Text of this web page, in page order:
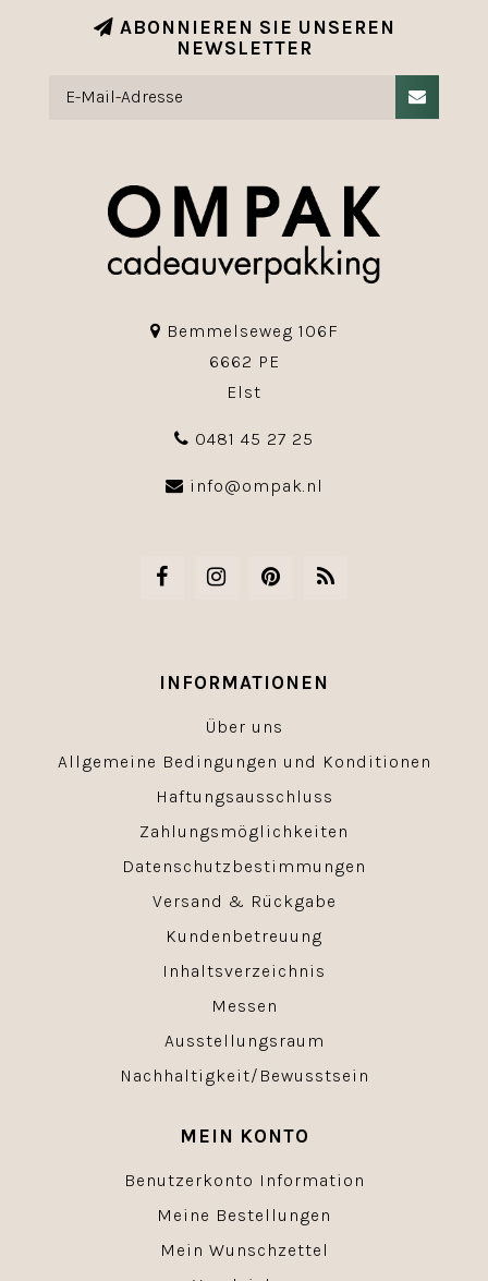
ABONNIEREN SIE UNSEREN
NEWSLETTER
Bemmelseweg 106F
6662 PE
Elst
0481 45 27 25
info@ompak.nl
INFORMATIONEN
Über uns
Allgemeine Bedingungen und Konditionen
Haftungsausschluss
Zahlungsmöglichkeiten
Datenschutzbestimmungen
Versand & Rückgabe
Kundenbetreuung
Inhaltsverzeichnis
Messen
Ausstellungsraum
Nachhaltigkeit/Bewusstsein
MEIN KONTO
Benutzerkonto Information
Meine Bestellungen
Mein Wunschzettel